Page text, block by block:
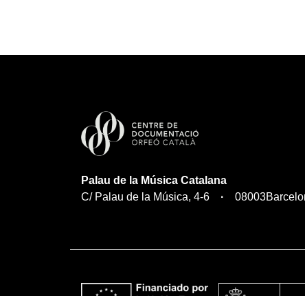
Palau de la Música Catalana
C/ Palau de la Música, 4-6
08003